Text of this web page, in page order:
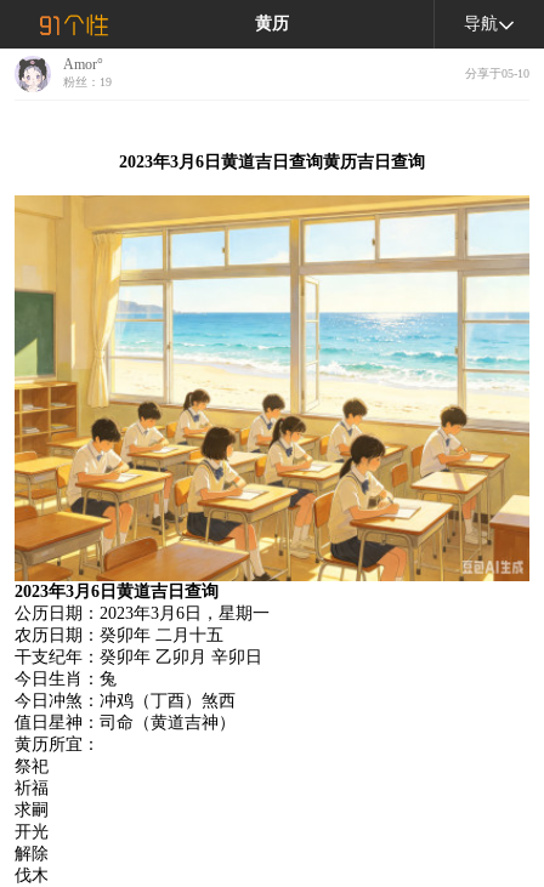
黄历 导航
Amor°
粉丝：19
分享于05-10
2023年3月6日黄道吉日查询黄历吉日查询
2023年3月6日黄道吉日查询
公历日期：2023年3月6日，星期一
农历日期：癸卯年 二月十五
干支纪年：癸卯年 乙卯月 辛卯日
今日生肖：兔
今日冲煞：冲鸡（丁酉）煞西
值日星神：司命（黄道吉神）
黄历所宜：
祭祀
祈福
求嗣
开光
解除
伐木